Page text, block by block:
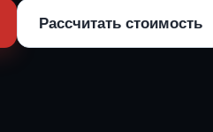
Рассчитать стоимость